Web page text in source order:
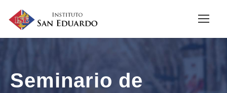
Seminario de